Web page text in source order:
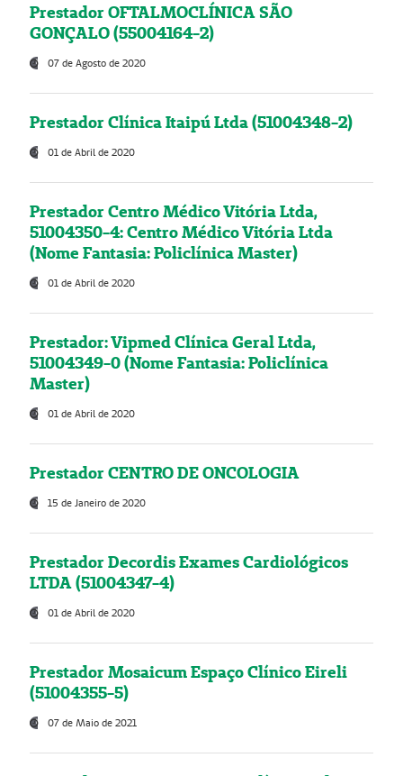
Prestador OFTALMOCLÍNICA SÃO
GONÇALO (55004164-2)
07 de Agosto de 2020
Prestador Clínica Itaipú Ltda (51004348-2)
01 de Abril de 2020
Prestador Centro Médico Vitória Ltda,
51004350-4: Centro Médico Vitória Ltda
(Nome Fantasia: Policlínica Master)
01 de Abril de 2020
Prestador: Vipmed Clínica Geral Ltda,
51004349-0 (Nome Fantasia: Policlínica
Master)
01 de Abril de 2020
Prestador CENTRO DE ONCOLOGIA
15 de Janeiro de 2020
Prestador Decordis Exames Cardiológicos
LTDA (51004347-4)
01 de Abril de 2020
Prestador Mosaicum Espaço Clínico Eireli
(51004355-5)
07 de Maio de 2021